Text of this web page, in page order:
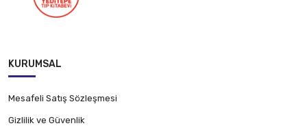
KURUMSAL
Mesafeli Satış Sözleşmesi
Gizlilik ve Güvenlik